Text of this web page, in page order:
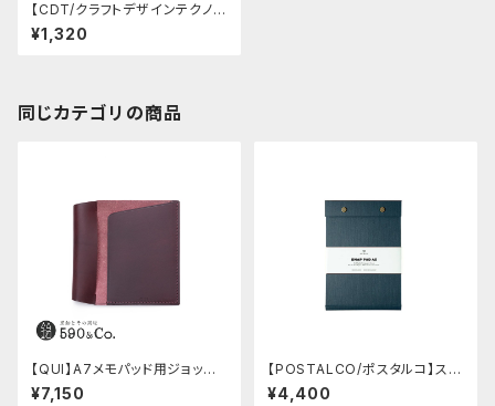
【CDT/クラフトデザインテクノロ
ジー】デスクノートL (白緑/ペー
ルグリーン)
¥1,320
同じカテゴリの商品
【QUI】A7メモパッド用ジョッタ
ー・ブッテーロ (ワイン)
¥7,150
【POSTALCO/ポスタルコ】スナ
ップパッド SQ A5 (Dark Blue)
¥4,400